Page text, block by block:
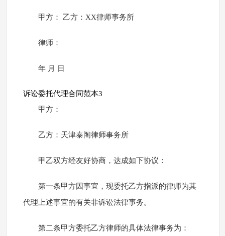
甲方： 乙方：XX律师事务所
律师：
年 月 日
诉讼委托代理合同范本3
甲方：
乙方：天津泰阁律师事务所
甲乙双方经友好协商，达成如下协议：
第一条甲方因事宜，现委托乙方指派的律师为其
代理上述事宜的有关非诉讼法律事务。
第二条甲方委托乙方律师的具体法律事务为：